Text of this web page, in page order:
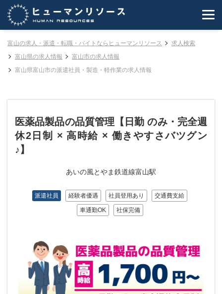
富山の求人・派遣・転職・バイトならヒューマンリソース
求人検索
富山県の求人情報
富山市の求人情報
富山県富山市の派遣社員・製造・軽作業の求人情報
医薬品製品の品質管理【日勤 のみ・完全週
休2日制 × 高時給 × 働きやすさバツグン
♪】
あいの風とやま鉄道線富山駅
派遣社員 経験者優遇 社員登用あり 交通費支給
車通勤OK 社保完備